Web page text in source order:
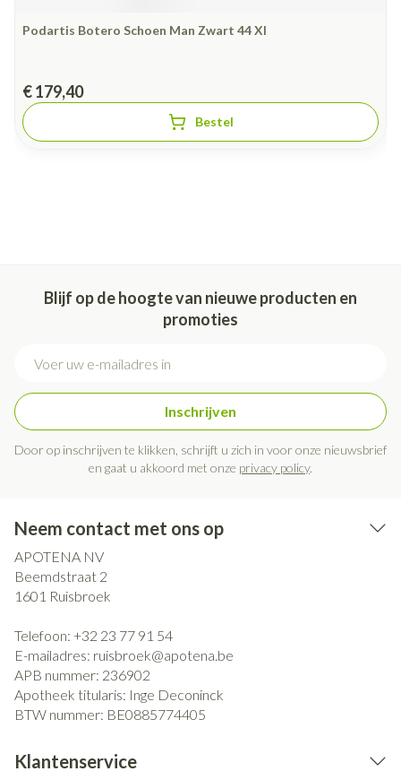
Podartis Botero Schoen Man Zwart 44 Xl
€ 179,40
Bestel
Blijf op de hoogte van nieuwe producten en
promoties
Inschrijven
Door op inschrijven te klikken, schrijft u zich in voor onze nieuwsbrief
en gaat u akkoord met onze privacy policy.
Neem contact met ons op
APOTENA NV
Beemdstraat 2
1601 Ruisbroek
Telefoon: +32 23 77 91 54
E-mailadres: ruisbroek@apotena.be
APB nummer: 236902
Apotheek titularis: Inge Deconinck
BTW nummer: BE0885774405
Klantenservice